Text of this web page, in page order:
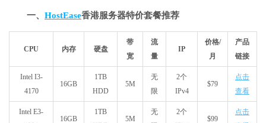
一、 HostEase香港服务器特价套餐推荐
CPU 内存 硬盘
带
宽
流
量
IP
价格/
月
产品
链接
Intel I3-
4170
16GB
1TB
HDD
5M
无
限
2个
IPv4
$79
点击
查看
Intel E3-
16GB
1TB
5M
无
2个
$99
点击